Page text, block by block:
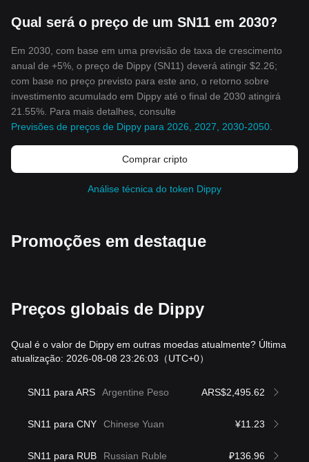
Qual será o preço de um SN11 em 2030?
Em 2030, com base em uma previsão de taxa de crescimento
anual de +5%, o preço de Dippy (SN11) deverá atingir $2.26;
com base no preço previsto para este ano, o retorno sobre
investimento acumulado em Dippy até o final de 2030 atingirá
21.55%. Para mais detalhes, consulte
Previsões de preços de Dippy para 2026, 2027, 2030-2050
Comprar cripto
Análise técnica do token Dippy
Promoções em destaque
Preços globais de Dippy
Qual é o valor de Dippy em outras moedas atualmente? Última
atualização: 2026-08-08 23:26:03 （UTC+0）
SN11 para ARS Argentine Peso ARS$2,495.62
SN11 para CNY Chinese Yuan ¥11.23
SN11 para RUB Russian Ruble ₽136.96